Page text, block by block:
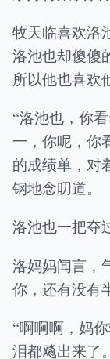
牧天临喜欢洛
洛池也却傻傻
所以他也喜欢
“洛池也，你
一，你呢，你
的成绩单，对
钢地念叨道。
洛池也一把夺
洛妈妈闻言，
你，还有没有
“啊啊啊，妈
泪都飚出来了。